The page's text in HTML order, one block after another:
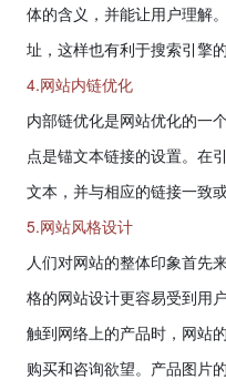
体的含义，并能让用户理解。
址，这样也有利于搜索引擎的
4.网站内链优化
内部链优化是网站优化的一
点是锚文本链接的设置。在
文本，并与相应的链接一致或
5.网站风格设计
人们对网站的整体印象首先
格的网站设计更容易受到用
触到网络上的产品时，网站
购买和咨询欲望。产品图片